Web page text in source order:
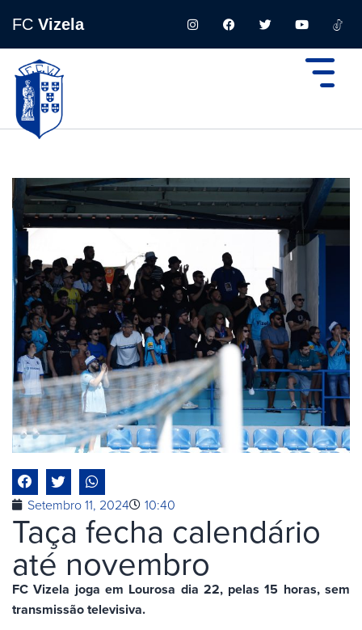
FC Vizela
Setembro 11, 2024 10:40
Taça fecha calendário
até novembro
FC Vizela joga em Lourosa dia 22, pelas 15 horas, sem
transmissão televisiva.